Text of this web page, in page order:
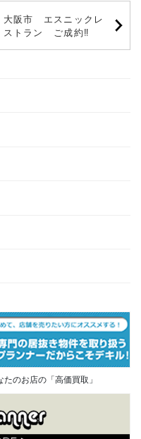
大阪市 エスニックレ
ストラン ご成約‼
のお店の「高価買取」